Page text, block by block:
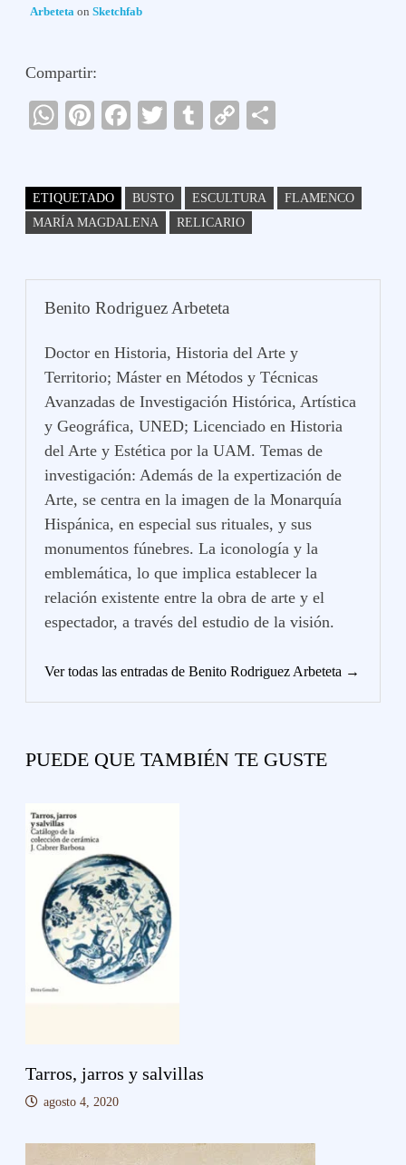
ArbetetaonSketchfab
Compartir:
W
A
pp
Pi
es
t
Fa
ok
T
r
T
bl
r
C
Li
nk
pa
ETIQUETADO BUSTO ESCULTURA
FLAMENCO
MARÍA MAGDALENA
RELICARIO
Benito Rodriguez Arbeteta
Doctor en Historia, Historia del Arte y
Territorio; Máster en Métodos y Técnicas
Avanzadas de Investigación Histórica, Artística
y Geográfica, UNED; Licenciado en Historia
del Arte y Estética por la UAM. Temas de
investigación: Además de la expertización de
Arte, se centra en la imagen de la Monarquía
Hispánica, en especial sus rituales, y sus
monumentos fúnebres. La iconología y la
emblemática, lo que implica establecer la
relación existente entre la obra de arte y el
espectador, a través del estudio de la visión.
Ver todas las entradas de Benito Rodriguez Arbeteta →
PUEDE QUE TAMBIÉN TE GUSTE
Tarros, jarros y salvillas
agosto 4, 2020